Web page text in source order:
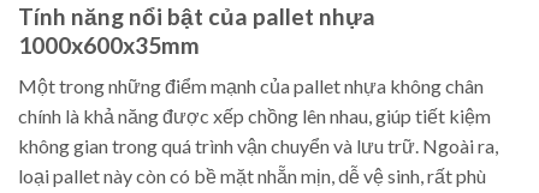
Tính năng nổi bật của pallet nhựa
1000x600x35mm
Một trong những điểm mạnh của pallet nhựa không chân
chính là khả năng được xếp chồng lên nhau, giúp tiết kiệm
không gian trong quá trình vận chuyển và lưu trữ. Ngoài ra,
loại pallet này còn có bề mặt nhẵn mịn, dễ vệ sinh, rất phù